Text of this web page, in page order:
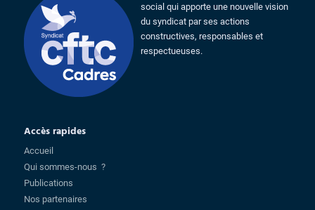
social qui apporte une nouvelle vision
du syndicat par ses actions
constructives, responsables et
respectueuses.
Accès rapides
Accueil
Qui sommes-nous ?
Publications
Nos partenaires